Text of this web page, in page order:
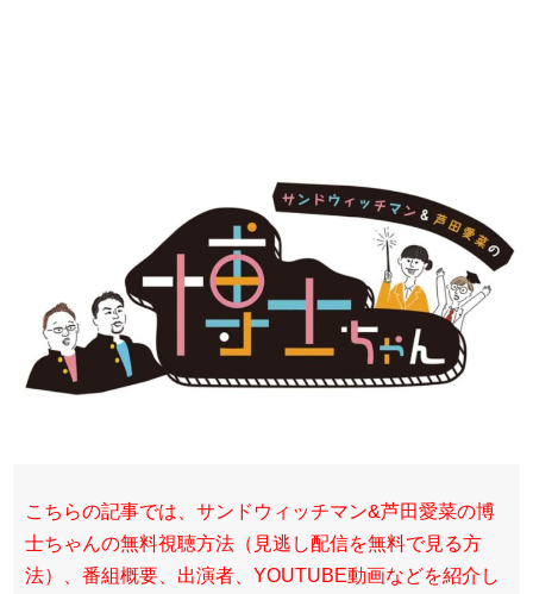
こちらの記事では、サンドウィッチマン&芦田愛菜の博
士ちゃんの無料視聴方法（見逃し配信を無料で見る方
法）、番組概要、出演者、YOUTUBE動画などを紹介し